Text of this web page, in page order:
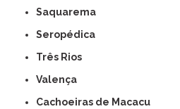
Saquarema
Seropédica
Três Rios
Valença
Cachoeiras de Macacu